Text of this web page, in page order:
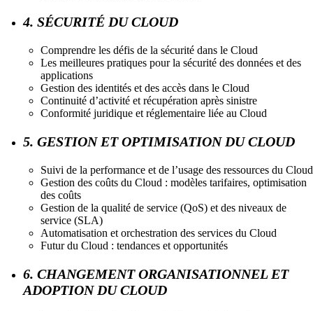
4. SÉCURITÉ DU CLOUD
Comprendre les défis de la sécurité dans le Cloud
Les meilleures pratiques pour la sécurité des données et des
applications
Gestion des identités et des accès dans le Cloud
Continuité d’activité et récupération après sinistre
Conformité juridique et réglementaire liée au Cloud
5. GESTION ET OPTIMISATION DU CLOUD
Suivi de la performance et de l’usage des ressources du Cloud
Gestion des coûts du Cloud : modèles tarifaires, optimisation
des coûts
Gestion de la qualité de service (QoS) et des niveaux de
service (SLA)
Automatisation et orchestration des services du Cloud
Futur du Cloud : tendances et opportunités
6. CHANGEMENT ORGANISATIONNEL ET
ADOPTION DU CLOUD